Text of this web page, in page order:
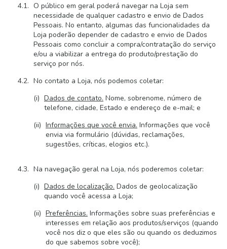
O público em geral poderá navegar na Loja sem
necessidade de qualquer cadastro e envio de Dados
Pessoais. No entanto, algumas das funcionalidades da
Loja poderão depender de cadastro e envio de Dados
Pessoais como concluir a compra/contratação do serviço
e/ou a viabilizar a entrega do produto/prestação do
serviço por nós.
No contato a Loja, nós podemos coletar:
Dados de contato. Nome, sobrenome, número de
telefone, cidade, Estado e endereço de e-mail; e
Informações que você envia. Informações que você
envia via formulário (dúvidas, reclamações,
sugestões, críticas, elogios etc.).
Na navegação geral na Loja, nós poderemos coletar:
Dados de localização. Dados de geolocalização
quando você acessa a Loja;
Preferências. Informações sobre suas preferências e
interesses em relação aos produtos/serviços (quando
você nos diz o que eles são ou quando os deduzimos
do que sabemos sobre você);